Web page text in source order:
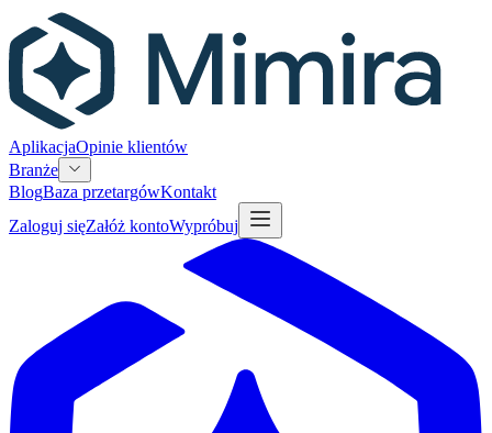
AplikacjaOpinie klientów
Branże
BlogBaza przetargówKontakt
Zaloguj sięZałóż kontoWypróbuj